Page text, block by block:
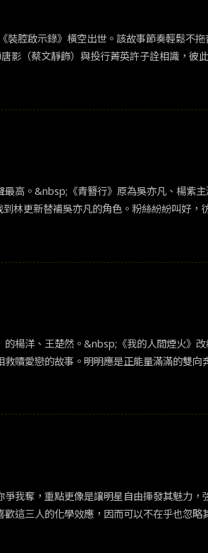
婚姻上均進退無路的焦慮展露無疑。
。&nbsp;而職場線也略顯一般，主管竊取想
近年的都市愛情劇多走甜寵劇，少有像《
許的選擇；但主戲配角戲份的失衡與焦點過
腔啟示錄》橫空出世。該故事節奏輕鬆不
裝。好像真實的自己不會有人能接受般，人
高。&nbsp;《青簪行》原為吳亦凡、楊紫
劇的影響。
楊洋、王楚然。&nbsp;《我的人間煙火》
贖愛戀的故事。明明應是正能量滿滿的雙
我奪，重點更像是讓明星自由揮發其魅力
這三人的化學效應，因而可以不在乎也忽
在飛車槍戰上的硬實力；那麼導演是很久